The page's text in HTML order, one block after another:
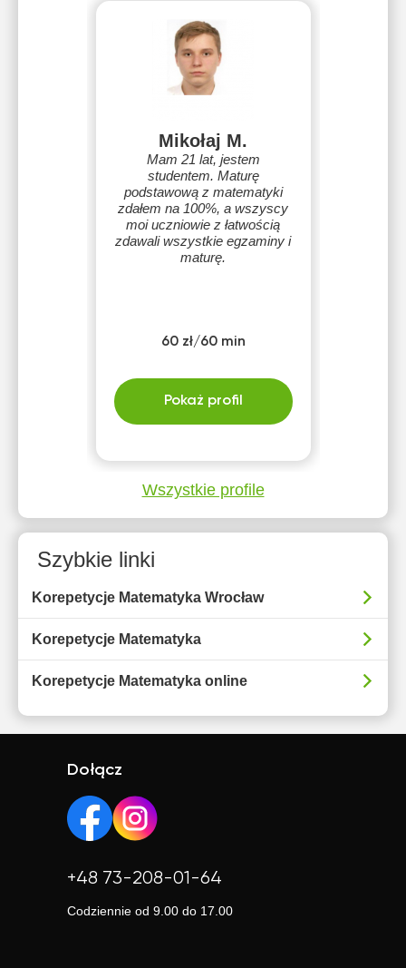
Mikołaj M.
Mam 21 lat, jestem
studentem. Maturę
podstawową z matematyki
zdałem na 100%, a wszyscy
moi uczniowie z łatwością
zdawali wszystkie egzaminy i
maturę.
60 zł/60 min
Pokaż profil
Wszystkie profile
Szybkie linki
Korepetycje Matematyka Wrocław
Korepetycje Matematyka
Korepetycje Matematyka online
Dołącz
+48 73-208-01-64
Codziennie od 9.00 do 17.00